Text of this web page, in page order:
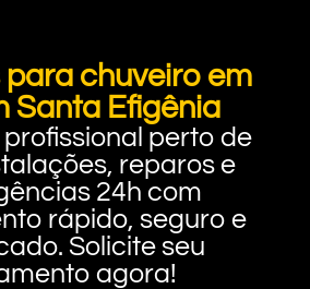
para chuveiro em
Santa Efigênia
perto de
reparos e
24h com
rápido, seguro e
Solicite seu
agora!